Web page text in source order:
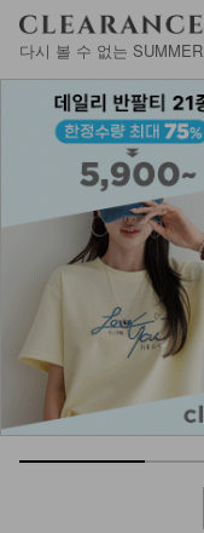
NK13-J-42/
39,900 17,900
DM23-AC-10/
12,900
DM22-AC-
10,900 8,900
다시 볼 수 없는